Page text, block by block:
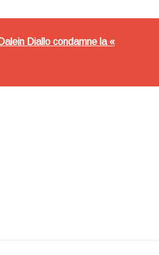
Diallo condamne la «